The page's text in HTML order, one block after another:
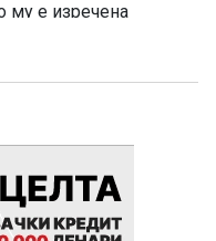
му е изречена